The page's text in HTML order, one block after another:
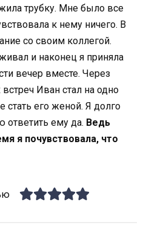
трубку. Мне было все
к нему ничего. В
со своим коллегой.
и наконец я приняла
вечер вместе. Через
Иван стал на одно
его женой. Я долго
ответить ему да. Ведь
я почувствовала, что